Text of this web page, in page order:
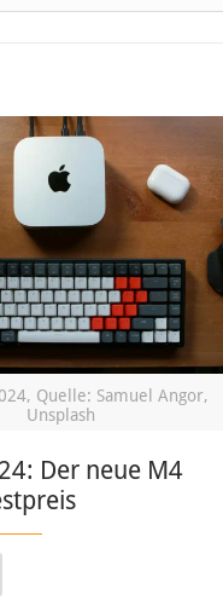
Quelle: Samuel Angor,
Unsplash
Der neue M4